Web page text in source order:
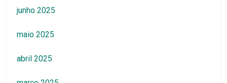
junho 2025
maio 2025
abril 2025